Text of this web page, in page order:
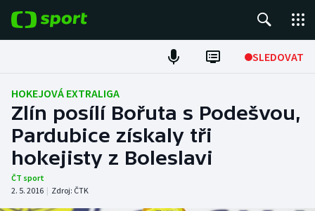
SLEDOVAT
Fotbal
Hokej
Tenis
Atletika
HOKEJOVÁ EXTRALIGA
Zlín posílí Bořuta s Podešvou,
Pardubice získaly tři
hokejisty z Boleslavi
ČT sport
2. 5. 2016 | Zdroj: ČTK